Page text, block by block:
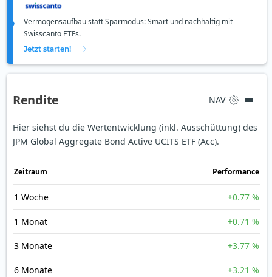
Vermögensaufbau statt Sparmodus: Smart und nachhaltig mit
Swisscanto ETFs.
Jetzt starten!
Rendite NAV
Hier siehst du die Wertentwicklung (inkl. Ausschüttung) des
JPM Global Aggregate Bond Active UCITS ETF (Acc).
Zeit­raum Perfor­mance
1 Woche +0.77 %
1 Monat +0.71 %
3 Monate +3.77 %
6 Monate +3.21 %